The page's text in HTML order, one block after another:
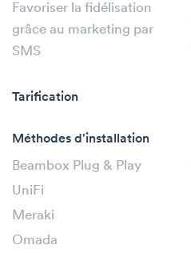
Favoriser la fidélisation
grâce au marketing par
SMS
Tarification
Méthodes d'installation
Beambox Plug & Play
UniFi
Meraki
Omada